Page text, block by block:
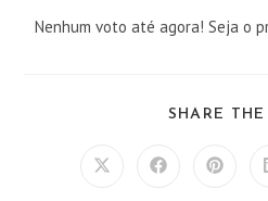
Nenhum voto até agora! Seja o
SHARE
Abre Abre Abre